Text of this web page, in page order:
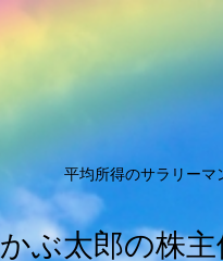
平均所得のサラリーマ
かぶ太郎の株